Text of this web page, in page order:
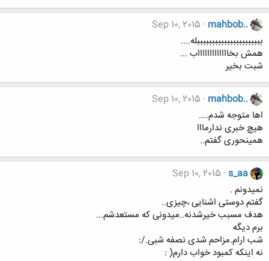
mahbob..
Sep 10, 2015
ببببببببببببببببببببببله....
همش بخاااااااااااااب ...
شبت بخیر
mahbob..
Sep 10, 2015
اها متوجه شدم....
هیچ خبری ندارمااا
همینحوری گفتم..
s_aa
Sep 10, 2015
نمیدونم .
گفتم دوستی اشنایی ،چیزی..
هدف مسبب خیرشدنه..میدونی که مستعدشم...
برم دیگه
شب ارام.مزاحم شدی نصفه شبی./:
نه اینکه کمبود خواب دارم( :